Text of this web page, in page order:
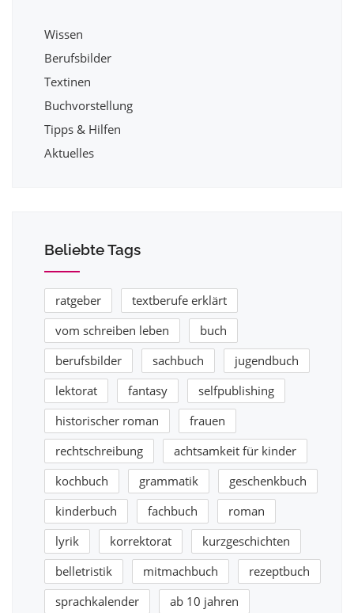
Wissen
Berufsbilder
Textinen
Buchvorstellung
Tipps & Hilfen
Aktuelles
Beliebte Tags
ratgeber
textberufe erklärt
vom schreiben leben
buch
berufsbilder
sachbuch
jugendbuch
lektorat
fantasy
selfpublishing
historischer roman
frauen
rechtschreibung
achtsamkeit für kinder
kochbuch
grammatik
geschenkbuch
kinderbuch
fachbuch
roman
lyrik
korrektorat
kurzgeschichten
belletristik
mitmachbuch
rezeptbuch
sprachkalender
ab 10 jahren